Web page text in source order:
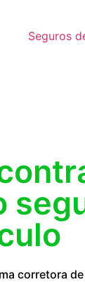
Seguros
corretora